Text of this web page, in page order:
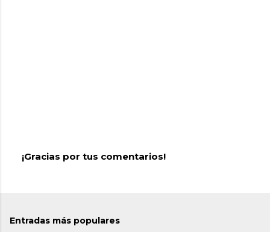
c
¡Gracias por tus comentarios!
Entradas más populares